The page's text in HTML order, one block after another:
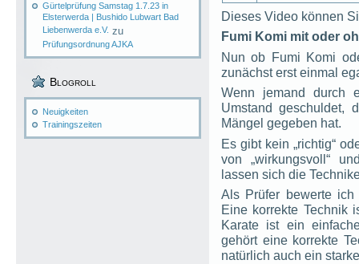
Gürtelprüfung Samstag 1.7.23 in
Elsterwerda | Bushido Lubwart Bad
Liebenwerda e.V. zu
Prüfungsordnung AJKA
Blogroll
Neuigkeiten
Trainingszeiten
Dieses Video können
Fumi Komi mit oder
Nun ob Fumi Komi
zunächst erst einmal
Wenn jemand durch
Umstand geschuldet,
Mängel gegeben hat.
Es gibt kein „richtig“
von „wirkungsvoll“
lassen sich die
Als Prüfer bewerte
Eine korrekte Technik
Karate ist ein
gehört eine korrekte
natürlich auch ein